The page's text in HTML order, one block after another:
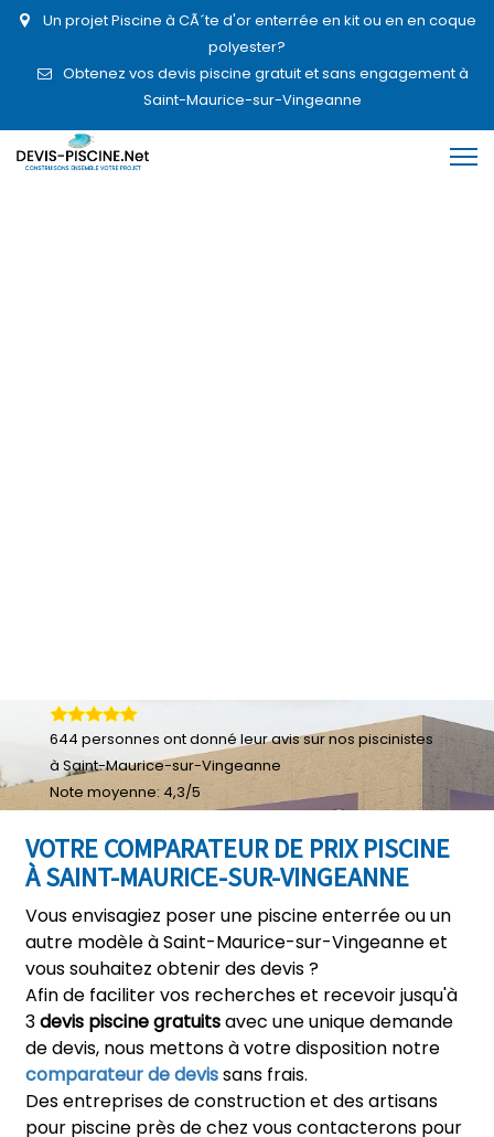
Un projet Piscine à CÃ´te d'or enterrée en kit ou en en coque
polyester?
Obtenez vos devis piscine gratuit et sans engagement à
Saint-Maurice-sur-Vingeanne
VOTRE COMPARATEUR DE PRIX PISCINE
À SAINT-MAURICE-SUR-VINGEANNE
Vous envisagiez poser une piscine enterrée ou un
autre modèle à Saint-Maurice-sur-Vingeanne et
vous souhaitez obtenir des devis ?
Afin de faciliter vos recherches et recevoir jusqu'à
3devis piscine gratuitsavec une unique demande
de devis, nous mettons à votre disposition notre
comparateur de devissans frais.
Des entreprises de construction et des artisans
pour piscine près de chez vous contacterons pour
644 personnes ont donné leuravis sur nos piscinistes
à Saint-Maurice-sur-Vingeanne
Note moyenne: 4,3/5